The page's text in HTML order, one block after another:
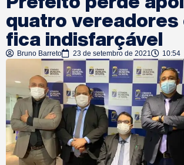
quatro vereadores
fica indisfarçável
Bruno Barreto 23 de setembro de 2021 10:54